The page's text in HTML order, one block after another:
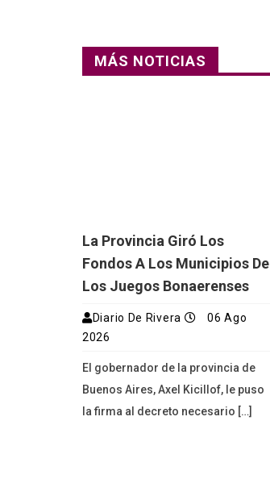
MÁS NOTICIAS
La Provincia Giró Los
Fondos A Los Municipios De
Los Juegos Bonaerenses
Diario De Rivera
06 Ago
2026
El gobernador de la provincia de
Buenos Aires, Axel Kicillof, le puso
la firma al decreto necesario […]